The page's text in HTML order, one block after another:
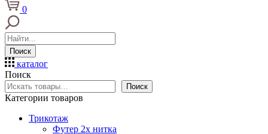
0
Поиск
каталог
Поиск
Поиск
Категории товаров
Трикотаж
Футер 2х нитка